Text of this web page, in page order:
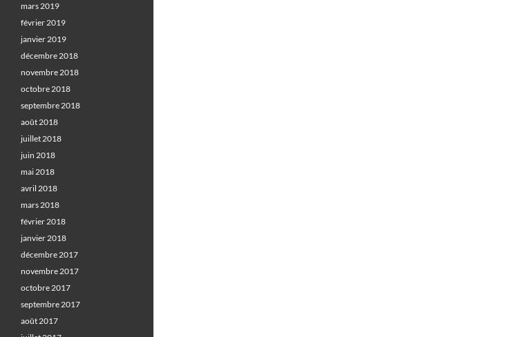
mars 2019
février 2019
janvier 2019
décembre 2018
novembre 2018
octobre 2018
septembre 2018
août 2018
juillet 2018
juin 2018
mai 2018
avril 2018
mars 2018
février 2018
janvier 2018
décembre 2017
novembre 2017
octobre 2017
septembre 2017
août 2017